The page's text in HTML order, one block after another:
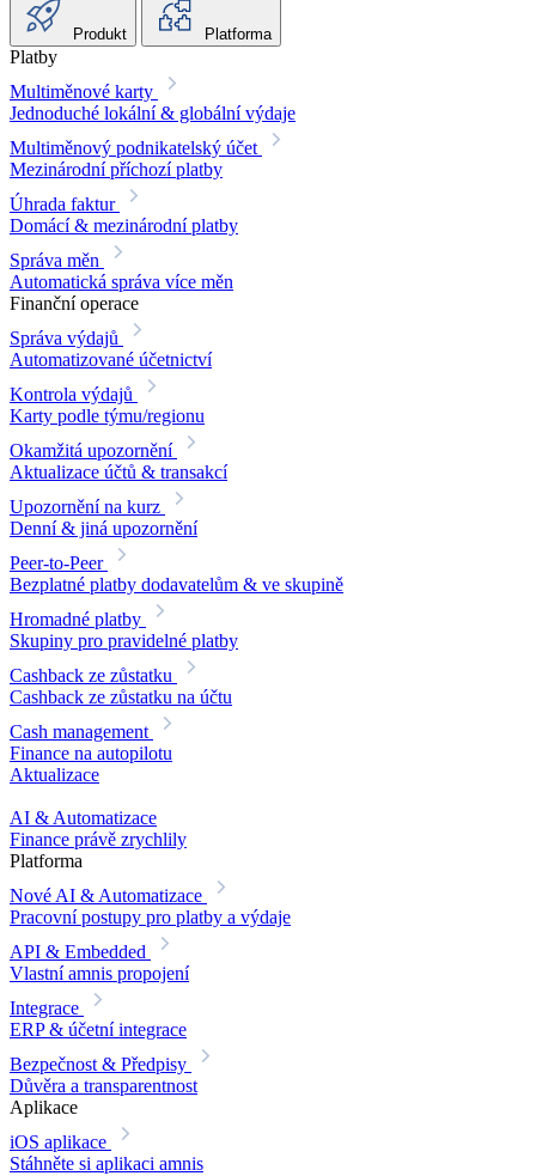
Produkt Platforma
Platby
Multiměnové karty
Jednoduché lokální & globální výdaje
Multiměnový podnikatelský účet
Mezinárodní příchozí platby
Úhrada faktur
Domácí & mezinárodní platby
Správa měn
Automatická správa více měn
Finanční operace
Správa výdajů
Automatizované účetnictví
Kontrola výdajů
Karty podle týmu/regionu
Okamžitá upozornění
Aktualizace účtů & transakcí
Upozornění na kurz
Denní & jiná upozornění
Peer-to-Peer
Bezplatné platby dodavatelům & ve skupině
Hromadné platby
Skupiny pro pravidelné platby
Cashback ze zůstatku
Cashback ze zůstatku na účtu
Cash management
Finance na autopilotu
Aktualizace
AI & Automatizace
Finance právě zrychlily
Platforma
NovéAI & Automatizace
Pracovní postupy pro platby a výdaje
API & Embedded
Vlastní amnis propojení
Integrace
ERP & účetní integrace
Bezpečnost & Předpisy
Důvěra a transparentnost
Aplikace
iOS aplikace
Stáhněte si aplikaci amnis